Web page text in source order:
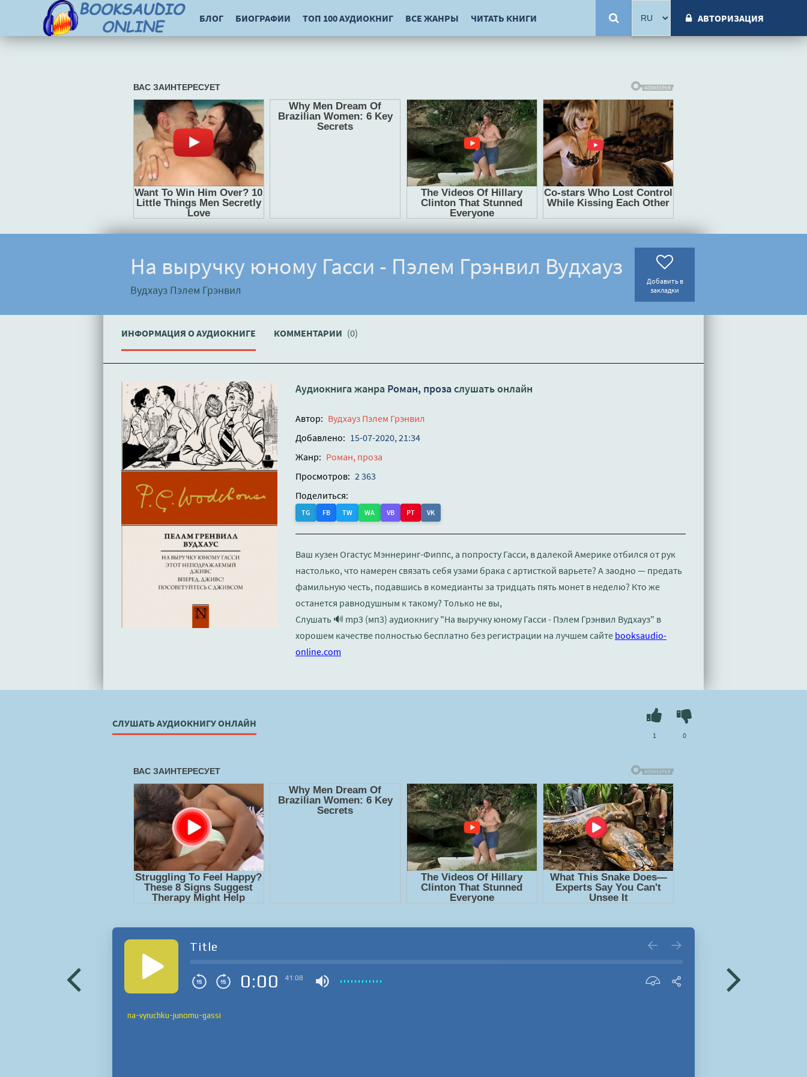
БЛОГ БИОГРАФИИ ТОП 100 АУДИОКНИГ ВСЕ ЖАНРЫ ЧИТАТЬ КНИГИ АВТОРИЗАЦИЯ
На выручку юному Гасси - Пэлем Грэнвил Вудхауз
Вудхауз Пэлем Грэнвил
Добавить в
закладки
ИНФОРМАЦИЯ О АУДИОКНИГЕ КОММЕНТАРИИ (0)
Аудиокнига жанра Роман, прозаслушать онлайн
Автор: Вудхауз Пэлем Грэнвил
Добавлено: 15-07-2020, 21:34
Жанр: Роман, проза
Просмотров: 2 363
Поделиться:
TG FB TW WA VB PT VK
Ваш кузен Огастус Мэннеринг-Фиппс, а попросту Гасси, в далекой Америке отбился от рук
настолько, что намерен связать себя узами брака с артисткой варьете? А заодно — предать
фамильную честь, подавшись в комедианты за тридцать пять монет в неделю? Кто же
останется равнодушным к такому? Только не вы,
Слушать 🔊 mp3 (мп3) аудиокнигу "На выручку юному Гасси - Пэлем Грэнвил Вудхауз" в
хорошем качестве полностью бесплатно без регистрации на лучшем сайте booksaudio-
online.com
СЛУШАТЬ АУДИОКНИГУ ОНЛАЙН
1 0
Title
0:00 41:08
na-vyruchku-junomu-gassi